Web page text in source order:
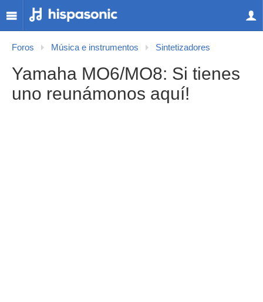
Foros Música e instrumentos Sintetizadores
Yamaha MO6/MO8: Si tienes
uno reunámonos aquí!